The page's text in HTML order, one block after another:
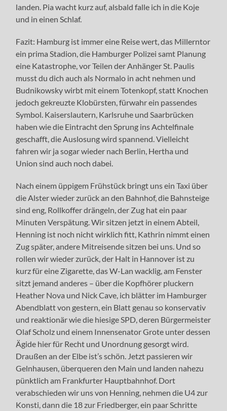
landen. Pia wacht kurz auf, alsbald falle ich in die Koje
und in einen Schlaf.
Fazit: Hamburg ist immer eine Reise wert, das Millerntor
ein prima Stadion, die Hamburger Polizei samt Planung
eine Katastrophe, vor Teilen der Anhänger St. Paulis
musst du dich auch als Normalo in acht nehmen und
Budnikowsky wirbt mit einem Totenkopf, statt Knochen
jedoch gekreuzte Klobürsten, fürwahr ein passendes
Symbol. Kaiserslautern, Karlsruhe und Saarbrücken
haben wie die Eintracht den Sprung ins Achtelfinale
geschafft, die Auslosung wird spannend. Vielleicht
fahren wir ja sogar wieder nach Berlin, Hertha und
Union sind auch noch dabei.
Nach einem üppigem Frühstück bringt uns ein Taxi über
die Alster wieder zurück an den Bahnhof, die Bahnsteige
sind eng, Rollkoffer drängeln, der Zug hat ein paar
Minuten Verspätung. Wir sitzen jetzt in einem Abteil,
Henning ist noch nicht wirklich fitt, Kathrin nimmt einen
Zug später, andere Mitreisende sitzen bei uns. Und so
rollen wir wieder zurück, der Halt in Hannover ist zu
kurz für eine Zigarette, das W-Lan wacklig, am Fenster
sitzt jemand anderes – über die Kopfhörer pluckern
Heather Nova und Nick Cave, ich blätter im Hamburger
Abendblatt von gestern, ein Blatt genau so konservativ
und reaktionär wie die hiesige SPD, deren Bürgermeister
Olaf Scholz und einem Innensenator Grote unter dessen
Ägide hier für Recht und Unordnung gesorgt wird.
Draußen an der Elbe ist’s schön. Jetzt passieren wir
Gelnhausen, überqueren den Main und landen nahezu
pünktlich am Frankfurter Hauptbahnhof. Dort
verabschieden wir uns von Henning, nehmen die U4 zur
Konsti, dann die 18 zur Friedberger, ein paar Schritte